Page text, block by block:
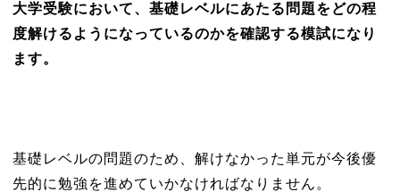
大学受験において、基礎レベルにあたる問題をどの程
度解けるようになっているのかを確認する模試になり
ます。
基礎レベルの問題のため、解けなかった単元が今後優
先的に勉強を進めていかなければなりません。